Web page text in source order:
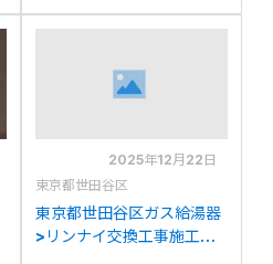
2405AT2-3からリンナイ
2025年12月22日
東京都世田谷区
東京都世田谷区ガス給湯器
>リンナイ交換工事施工事